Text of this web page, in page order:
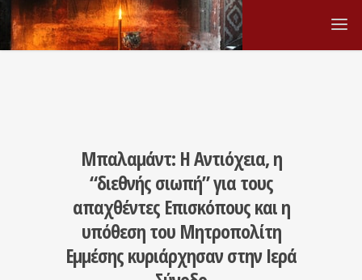
Μπαλαμάντ: Η Αντιόχεια, η
“διεθνής σιωπή” για τους
απαχθέντες Επισκόπους και η
υπόθεση του Μητροπολίτη
Εμμέσης κυριάρχησαν στην Ιερά